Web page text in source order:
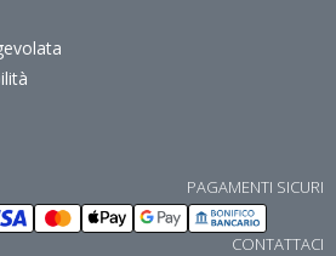
PAGAMENTI SICURI
CONTATTACI